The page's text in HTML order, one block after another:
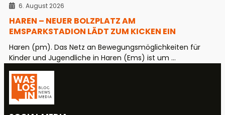
6. August 2026
HAREN – NEUER BOLZPLATZ AM
EMSPARKSTADION LÄDT ZUM KICKEN EIN
Haren (pm). Das Netz an Bewegungsmöglichkeiten für
Kinder und Jugendliche in Haren (Ems) ist um ...